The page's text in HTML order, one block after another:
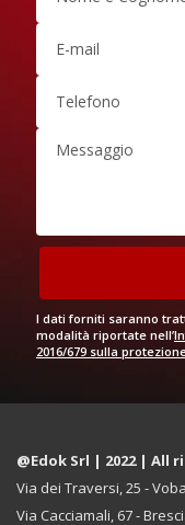
I dati forniti saranno
modalità riportate nell’
2016/679 sulla
@Edok Srl | 2022 | All
Via dei Traversi, 25 -
Via Cacciamali, 67 -